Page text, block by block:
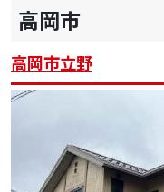
高岡市
高岡市立野